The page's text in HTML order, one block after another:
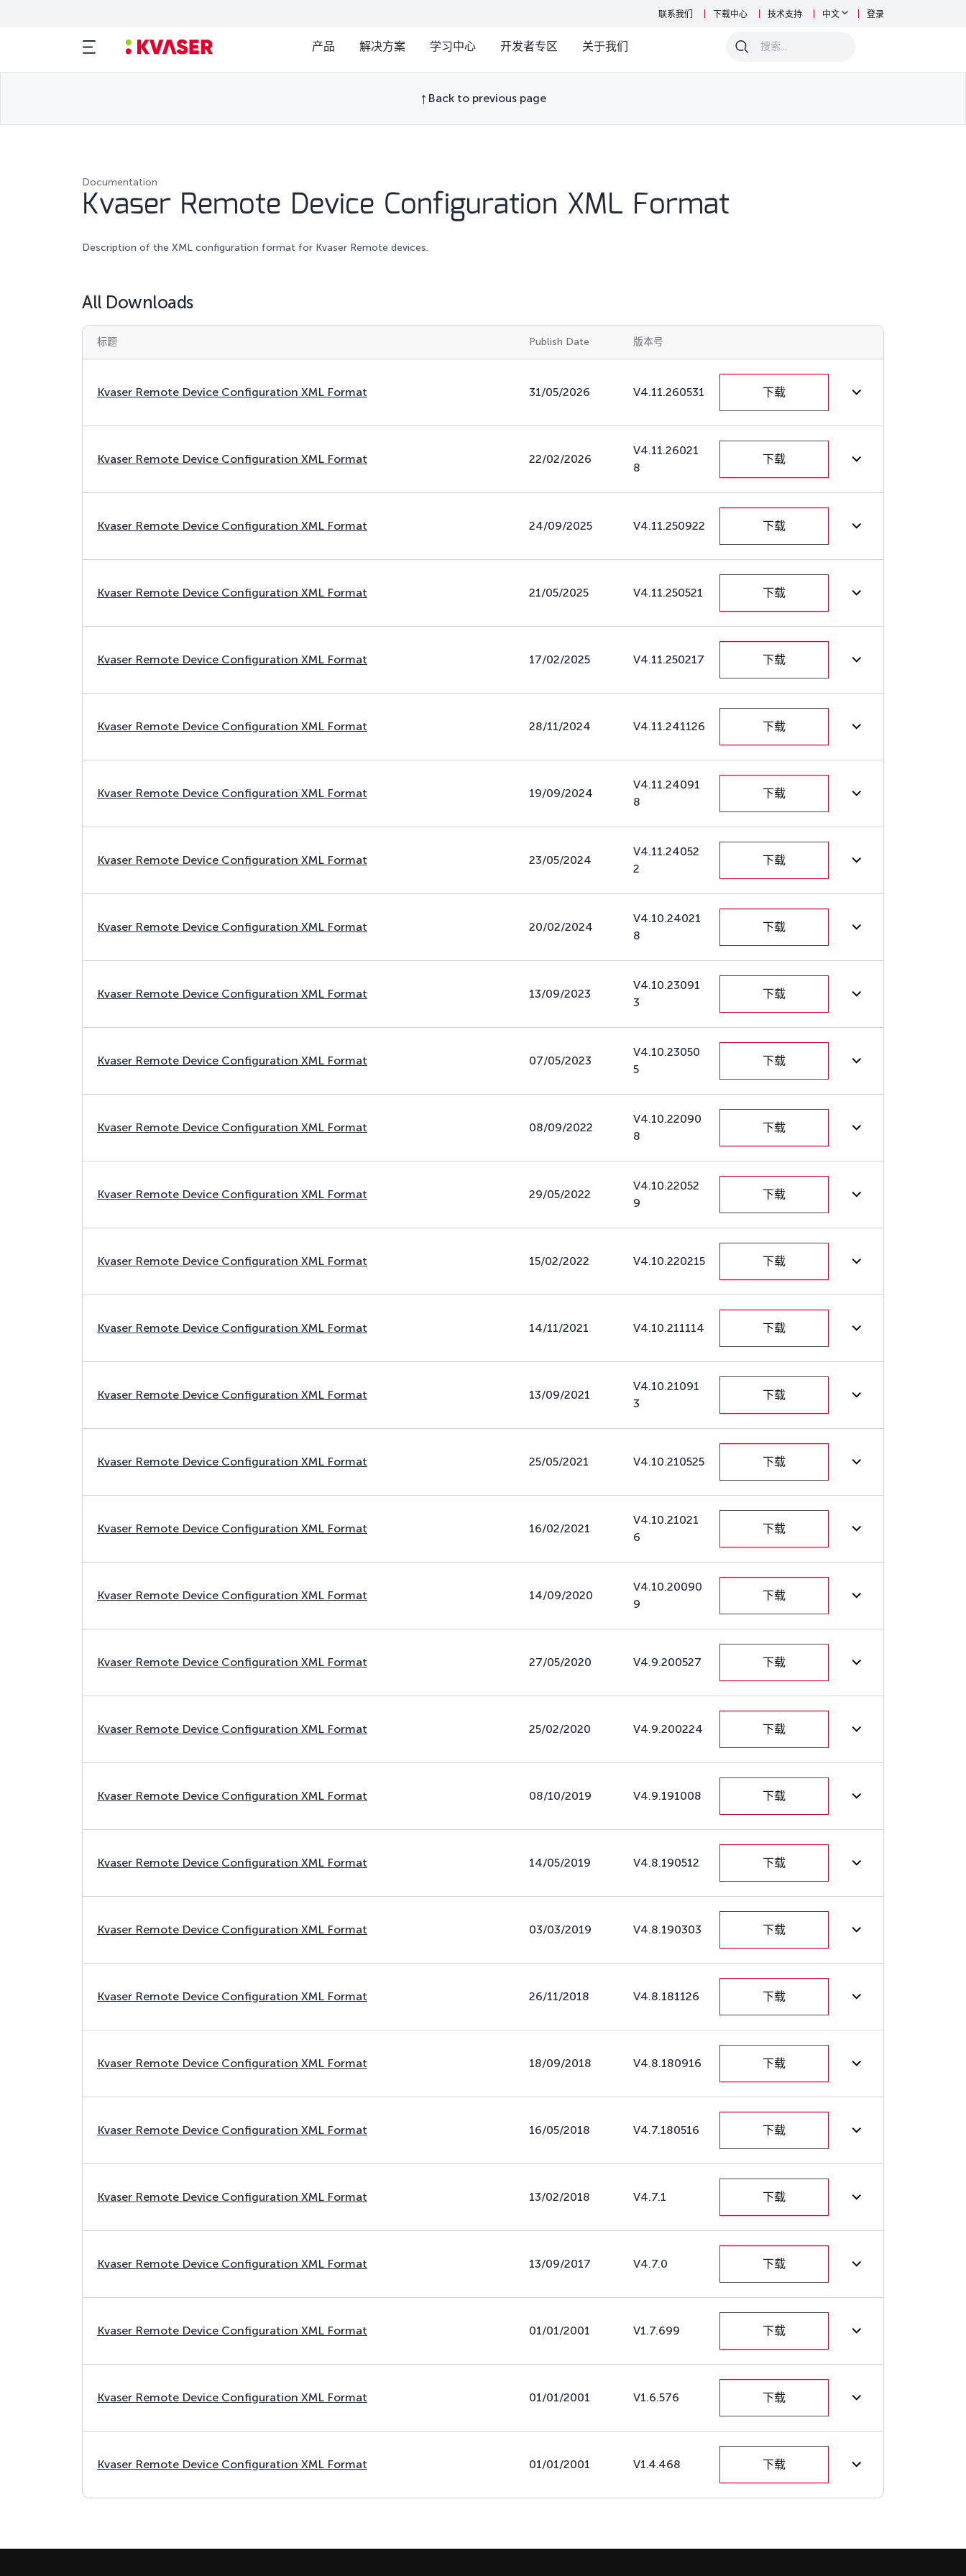
联系我们 下载中心 技术支持 中文 登录
产品 解决方案 学习中心 开发者专区 关于我们 0
Back to previous page
Documentation
Kvaser Remote Device Configuration XML Format
Description of the XML configuration format for Kvaser Remote devices.
All Downloads
标题 Publish Date 版本号
Kvaser Remote Device Configuration XML Format 31/05/2026 V4.11.260531 下载
Kvaser Remote Device Configuration XML Format 22/02/2026
V4.11.26021
8
下载
Kvaser Remote Device Configuration XML Format 24/09/2025 V4.11.250922 下载
Kvaser Remote Device Configuration XML Format 21/05/2025 V4.11.250521 下载
Kvaser Remote Device Configuration XML Format 17/02/2025 V4.11.250217 下载
Kvaser Remote Device Configuration XML Format 28/11/2024 V4.11.241126 下载
Kvaser Remote Device Configuration XML Format 19/09/2024
V4.11.24091
8
下载
Kvaser Remote Device Configuration XML Format 23/05/2024
V4.11.24052
2
下载
Kvaser Remote Device Configuration XML Format 20/02/2024
V4.10.24021
8
下载
Kvaser Remote Device Configuration XML Format 13/09/2023
V4.10.23091
3
下载
Kvaser Remote Device Configuration XML Format 07/05/2023
V4.10.23050
5
下载
Kvaser Remote Device Configuration XML Format 08/09/2022
V4.10.22090
8
下载
Kvaser Remote Device Configuration XML Format 29/05/2022
V4.10.22052
9
下载
Kvaser Remote Device Configuration XML Format 15/02/2022 V4.10.220215 下载
Kvaser Remote Device Configuration XML Format 14/11/2021 V4.10.211114 下载
Kvaser Remote Device Configuration XML Format 13/09/2021
V4.10.21091
3
下载
Kvaser Remote Device Configuration XML Format 25/05/2021 V4.10.210525 下载
Kvaser Remote Device Configuration XML Format 16/02/2021
V4.10.21021
6
下载
Kvaser Remote Device Configuration XML Format 14/09/2020
V4.10.20090
9
下载
Kvaser Remote Device Configuration XML Format 27/05/2020 V4.9.200527 下载
Kvaser Remote Device Configuration XML Format 25/02/2020 V4.9.200224 下载
Kvaser Remote Device Configuration XML Format 08/10/2019 V4.9.191008 下载
Kvaser Remote Device Configuration XML Format 14/05/2019 V4.8.190512 下载
Kvaser Remote Device Configuration XML Format 03/03/2019 V4.8.190303 下载
Kvaser Remote Device Configuration XML Format 26/11/2018 V4.8.181126 下载
Kvaser Remote Device Configuration XML Format 18/09/2018 V4.8.180916 下载
Kvaser Remote Device Configuration XML Format 16/05/2018 V4.7.180516 下载
Kvaser Remote Device Configuration XML Format 13/02/2018 V4.7.1 下载
Kvaser Remote Device Configuration XML Format 13/09/2017 V4.7.0 下载
Kvaser Remote Device Configuration XML Format 01/01/2001 V1.7.699 下载
Kvaser Remote Device Configuration XML Format 01/01/2001 V1.6.576 下载
Kvaser Remote Device Configuration XML Format 01/01/2001 V1.4.468 下载